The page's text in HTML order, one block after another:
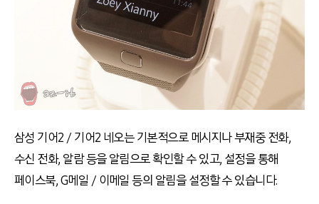
삼성 기어2 / 기어2 네오는 기본적으로 메시지나 부재중 전화,
수신 전화, 알람 등을 알림으로 확인할 수 있고, 설정을 통해
페이스북, G메일 / 이메일 등의 알림을 설정할 수 있습니다.